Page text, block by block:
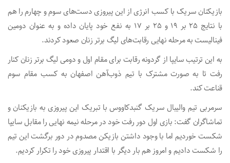
بازیکنان سریک با کسب انرژی از این پیروزی دست‌های سوم و چهارم را هم
با نتایج ۲۵ بر ۱۹ و ۲۵ بر ۱۷ به نفع خود پایان داده و به عنوان دومین
فینالیست به مرحله نهایی رقابت‌های لیگ برتر زنان صعود کردند.
به این ترتیب سایپا از گردونه رقابت برای مقام اول و دومی لیگ برتر زنان کنار
رفت تا به صورت مشترک با تیم ذوب‌آهن اصفهان به کسب مقام سوم
قناعت کند.
سرمربی تیم والیبال سریک گنبدکاووس با تبریک این پیروزی به بازیکنان و
تماشاگران گفت: بازی اول دور رفت خود در مرحله نیمه نهایی را مقابل سایپا
شکست خوردیم اما با وجود داشتن بازیکن مصدوم در دور برگشت این تیم
را شکست دادیم و امروز هم بار دیگر با اقتدار پیروزی خود را تکرار کردیم.